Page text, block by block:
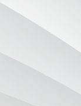
Startseite